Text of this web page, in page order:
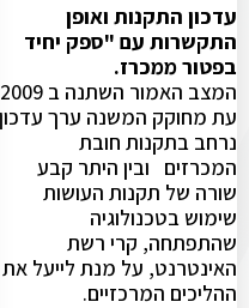
עדכון התקנות ואופן
התקשרות עם "ספק יחיד
בפטור ממכרז.
המצב האמור השתנה ב 2009,
עת מחוקק המשנה ערך עדכון
נרחב בתקנות חובת
המכרזים ובין היתר קבע
שורה של תקנות העושות
שימוש בטכנולוגיה
שהתפתחה, קרי רשת
האינטרנט, על מנת לייעל את
ההליכים המרכזיים.